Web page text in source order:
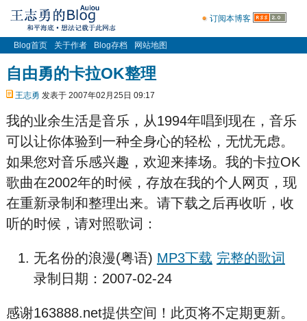
订阅本博客
Blog首页 关于作者 Blog存档 网站地图
自由勇的卡拉OK整理
王志勇 发表于 2007年02月25日 09:17
我的业余生活是音乐，从1994年唱到现在，音乐
可以让你体验到一种全身心的轻松，无忧无虑。
如果您对音乐感兴趣，欢迎来捧场。我的卡拉OK
歌曲在2002年的时候，存放在我的个人网页，现
在重新录制和整理出来。请下载之后再收听，收
听的时候，请对照歌词：
无名份的浪漫(粤语) MP3下载 完整的歌词
录制日期：2007-02-24
感谢163888.net提供空间！此页将不定期更新。